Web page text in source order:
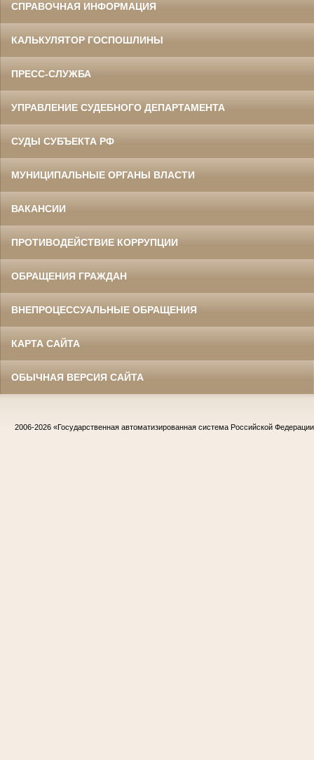
СПРАВОЧНАЯ ИНФОРМАЦИЯ
КАЛЬКУЛЯТОР ГОСПОШЛИНЫ
ПРЕСС-СЛУЖБА
УПРАВЛЕНИЕ СУДЕБНОГО ДЕПАРТАМЕНТА
СУДЫ СУБЪЕКТА РФ
МУНИЦИПАЛЬНЫЕ ОРГАНЫ ВЛАСТИ
ВАКАНСИИ
ПРОТИВОДЕЙСТВИЕ КОРРУПЦИИ
ОБРАЩЕНИЯ ГРАЖДАН
ВНЕПРОЦЕССУАЛЬНЫЕ ОБРАЩЕНИЯ
КАРТА САЙТА
ОБЫЧНАЯ ВЕРСИЯ САЙТА
2006-2026 «Государственная автоматизированная система Российской